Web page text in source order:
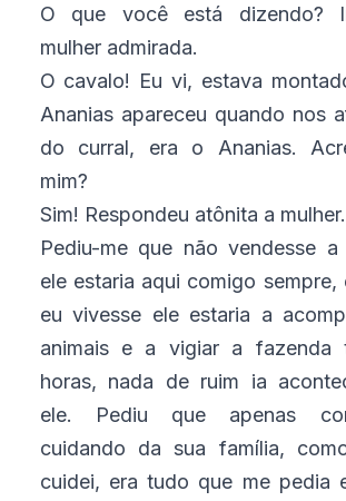
O que você está dizendo?
mulher admirada.
O cavalo! Eu vi, estava
Ananias apareceu quando nos
do curral, era o Ananias.
mim?
Sim! Respondeu atônita a mulher.
Pediu-me que não vendesse a
ele estaria aqui comigo sempre,
eu vivesse ele estaria a
animais e a vigiar a fazenda
horas, nada de ruim ia
ele. Pediu que apenas
cuidando da sua família,
cuidei, era tudo que me pedia